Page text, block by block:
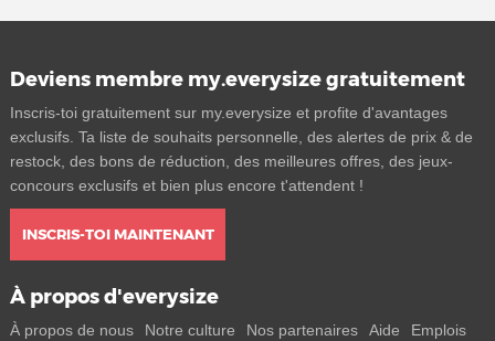
Deviens membre my.everysize gratuitement
Inscris-toi gratuitement sur my.everysize et profite d'avantages
exclusifs. Ta liste de souhaits personnelle, des alertes de prix & de
restock, des bons de réduction, des meilleures offres, des jeux-
concours exclusifs et bien plus encore t'attendent !
INSCRIS-TOI MAINTENANT
À propos d'everysize
À propos de nous Notre culture Nos partenaires Aide
Emplois